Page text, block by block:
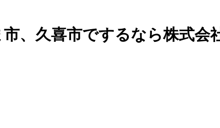
、久喜市でするなら株式